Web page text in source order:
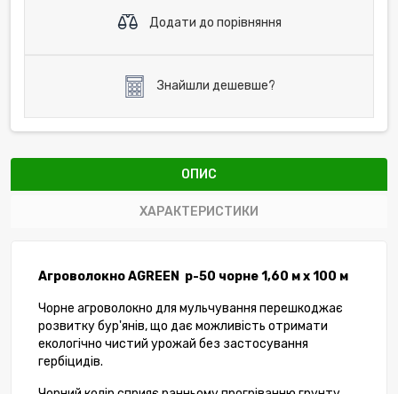
Додати до порівняння
Знайшли дешевше?
ОПИС
ХАРАКТЕРИСТИКИ
Агроволокно AGREEN р-50 чорне 1,60 м х 100 м
Чорне агроволокно для мульчування перешкоджає
розвитку бур'янів, що дає можливість отримати
екологічно чистий урожай без застосування
гербіцидів.